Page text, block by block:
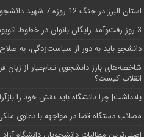
استان البرز در جنگ 12 روزه 7 شهید دانشجو تقدیم انقلاب کرد
3 روز رفت‌وآمد رایگان بانوان در خطوط اتوبوسرانی شهری کرج
دانشجو باید به دور از سیاست‌زدگی، به
شاخصه‌های بارز دانشجوی تمام‌عیار از زبان
انقلاب کیست؟
یادداشت| چرا دانشگاه باید نقش خود را
مصائب دستگاه قضا در مواجهه با دعاوی